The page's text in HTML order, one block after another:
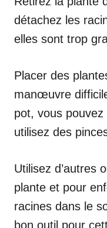
détachez les
elles sont trop
Placer des
manœuvre
pot, vous
utilisez des
Utilisez d’autres
plante et pour
racines dans le
bon outil pour